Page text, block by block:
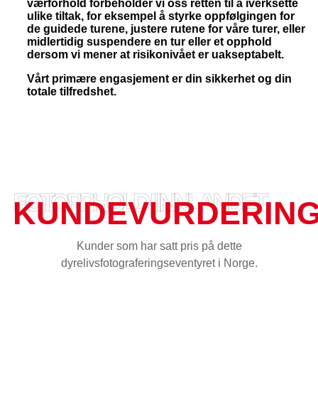
værforhold forbeholder vi oss retten til å iverksette
ulike tiltak, for eksempel å styrke oppfølgingen for
de guidede turene, justere rutene for våre turer, eller
midlertidig suspendere en tur eller et opphold
dersom vi mener at risikonivået er uakseptabelt.
Vårt primære engasjement er din sikkerhet og din
totale tilfredshet.
FOTOPPHOLD I INNLANDET
Kunder som har satt pris på dette
dyrelivsfotograferingseventyret i Norge.